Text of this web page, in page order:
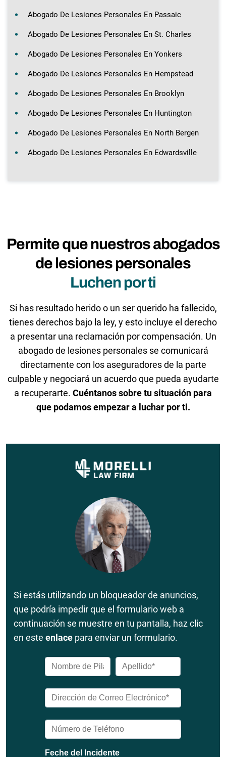
Abogado De Lesiones Personales En Passaic
Abogado De Lesiones Personales En St. Charles
Abogado De Lesiones Personales En Yonkers
Abogado De Lesiones Personales En Hempstead
Abogado De Lesiones Personales En Brooklyn
Abogado De Lesiones Personales En Huntington
Abogado De Lesiones Personales En North Bergen
Abogado De Lesiones Personales En Edwardsville
Permite que nuestros abogados
de lesiones personales
Luchen por ti
Si has resultado herido o un ser querido ha fallecido,
tienes derechos bajo la ley, y esto incluye el derecho
a presentar una reclamación por compensación. Un
abogado de lesiones personales se comunicará
directamente con los aseguradores de la parte
culpable y negociará un acuerdo que pueda ayudarte
a recuperarte. Cuéntanos sobre tu situación para
que podamos empezar a luchar por ti.
Si estás utilizando un bloqueador de anuncios,
que podría impedir que el formulario web a
continuación se muestre en tu pantalla, haz clic
en este enlace para enviar un formulario.